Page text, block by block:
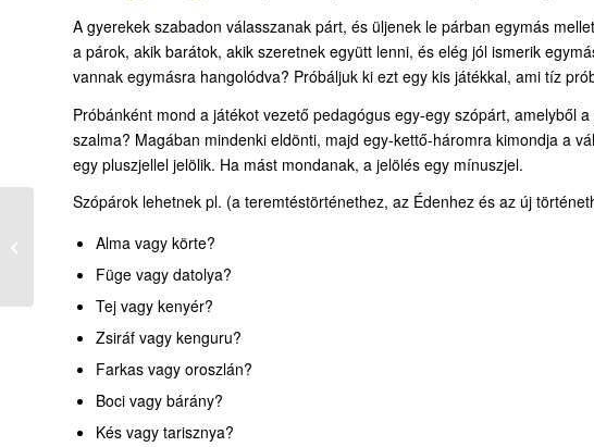
A gyerekek szabadon válasszanak párt, és üljenek le párban egymás
a párok, akik barátok, akik szeretnek együtt lenni, és elég jól ismerik
vannak egymásra hangolódva? Próbáljuk ki ezt egy kis játékkal, ami tíz
Próbánként mond a játékot vezető pedagógus egy-egy szópárt, amelyből
szalma? Magában mindenki eldönti, majd egy-kettő-háromra kimondja a
egy pluszjellel jelölik. Ha mást mondanak, a jelölés egy mínuszjel.
Szópárok lehetnek pl. (a teremtéstörténethez, az Édenhez és az új
Alma vagy körte?
Füge vagy datolya?
Tej vagy kenyér?
Zsiráf vagy kenguru?
Farkas vagy oroszlán?
Boci vagy bárány?
Kés vagy tarisznya?
Hiteles keresztyének